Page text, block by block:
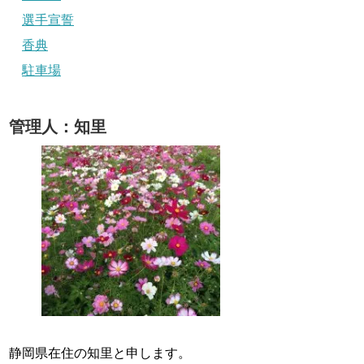
選手宣誓
香典
駐車場
管理人：知里
静岡県在住の知里と申します。